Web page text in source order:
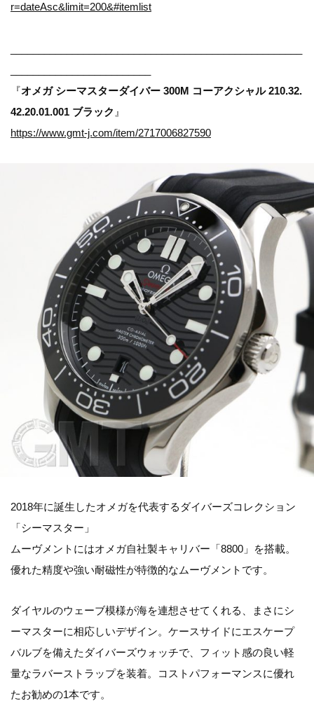
r=dateAsc&limit=200&#itemlist
『オメガ シーマスターダイバー 300M コーアクシャル 210.32.
42.20.01.001 ブラック 』
https://www.gmt-j.com/item/2717006827590
2018年に誕生したオメガを代表するダイバーズコレクション
「シーマスター」
ムーヴメントにはオメガ自社製キャリバー「8800」を搭載。
優れた精度や強い耐磁性が特徴的なムーヴメントです。
ダイヤルのウェーブ模様が海を連想させてくれる、まさにシ
ーマスターに相応しいデザイン。ケースサイドにエスケープ
バルブを備えたダイバーズウォッチで、フィット感の良い軽
量なラバーストラップを装着。コストパフォーマンスに優れ
たお勧めの1本です。